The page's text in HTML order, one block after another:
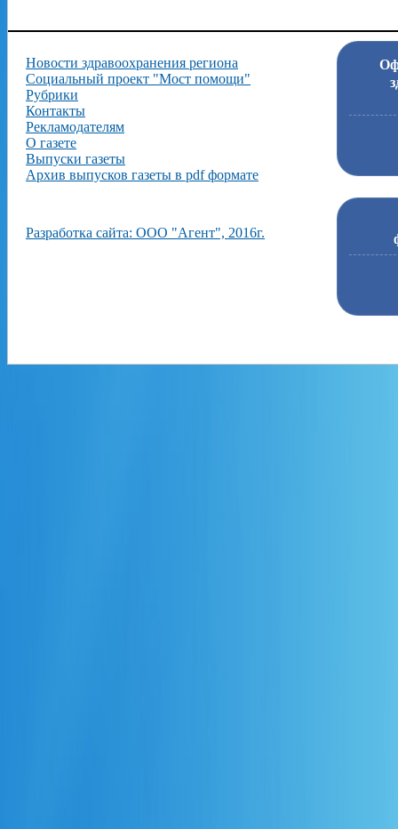
Новости здравоохранения региона
Социальный проект "Мост помощи"
Рубрики
Контакты
Рекламодателям
О газете
Выпуски газеты
Архив выпусков газеты в pdf формате
Разработка сайта: ООО "Агент", 2016г.